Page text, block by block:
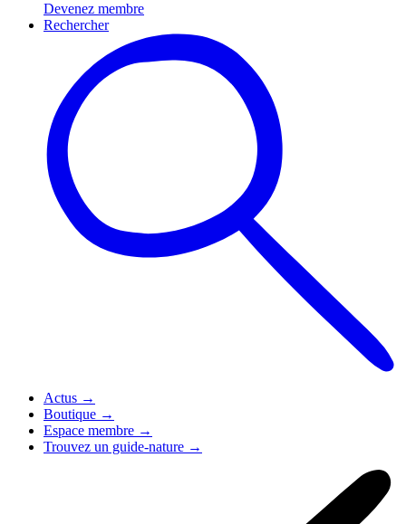
Devenez membre
Rechercher
Actus →
Boutique →
Espace membre →
Trouvez un guide-nature →